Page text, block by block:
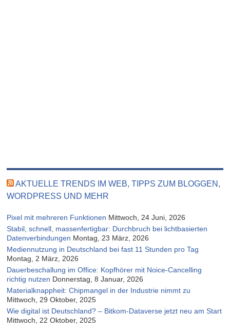
AKTUELLE TRENDS IM WEB, TIPPS ZUM BLOGGEN,
WORDPRESS UND MEHR
Pixel mit mehreren Funktionen Mittwoch, 24 Juni, 2026
Stabil, schnell, massenfertigbar: Durchbruch bei lichtbasierten
Datenverbindungen Montag, 23 März, 2026
Mediennutzung in Deutschland bei fast 11 Stunden pro Tag
Montag, 2 März, 2026
Dauerbeschallung im Office: Kopfhörer mit Noice-Cancelling
richtig nutzen Donnerstag, 8 Januar, 2026
Materialknappheit: Chipmangel in der Industrie nimmt zu
Mittwoch, 29 Oktober, 2025
Wie digital ist Deutschland? – Bitkom-Dataverse jetzt neu am Start
Mittwoch, 22 Oktober, 2025